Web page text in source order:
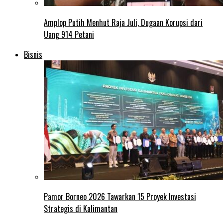
Amplop Putih Menhut Raja Juli, Dugaan Korupsi dari
Uang 914 Petani
Bisnis
Pamor Borneo 2026 Tawarkan 15 Proyek Investasi
Strategis di Kalimantan